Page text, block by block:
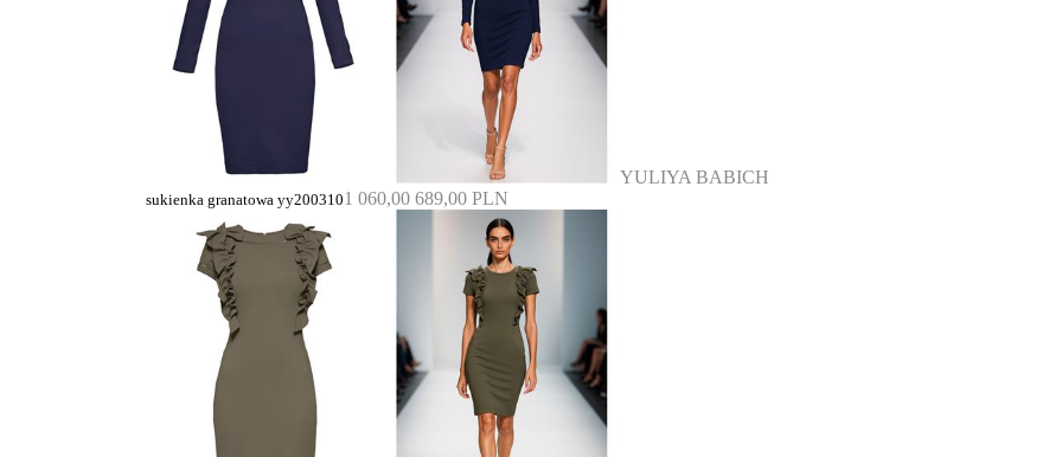
YULIYA BABICH
sukienka granatowa yy2003101 060,00 689,00 PLN